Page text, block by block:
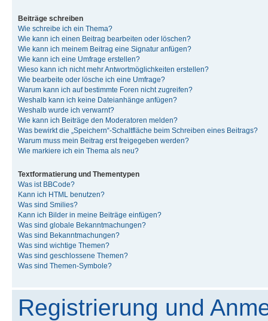
Beiträge schreiben
Wie schreibe ich ein Thema?
Wie kann ich einen Beitrag bearbeiten oder löschen?
Wie kann ich meinem Beitrag eine Signatur anfügen?
Wie kann ich eine Umfrage erstellen?
Wieso kann ich nicht mehr Antwortmöglichkeiten erstellen?
Wie bearbeite oder lösche ich eine Umfrage?
Warum kann ich auf bestimmte Foren nicht zugreifen?
Weshalb kann ich keine Dateianhänge anfügen?
Weshalb wurde ich verwarnt?
Wie kann ich Beiträge den Moderatoren melden?
Was bewirkt die „Speichern“-Schaltfläche beim Schreiben eines Beitrags?
Warum muss mein Beitrag erst freigegeben werden?
Wie markiere ich ein Thema als neu?
Textformatierung und Thementypen
Was ist BBCode?
Kann ich HTML benutzen?
Was sind Smilies?
Kann ich Bilder in meine Beiträge einfügen?
Was sind globale Bekanntmachungen?
Was sind Bekanntmachungen?
Was sind wichtige Themen?
Was sind geschlossene Themen?
Was sind Themen-Symbole?
Registrierung und